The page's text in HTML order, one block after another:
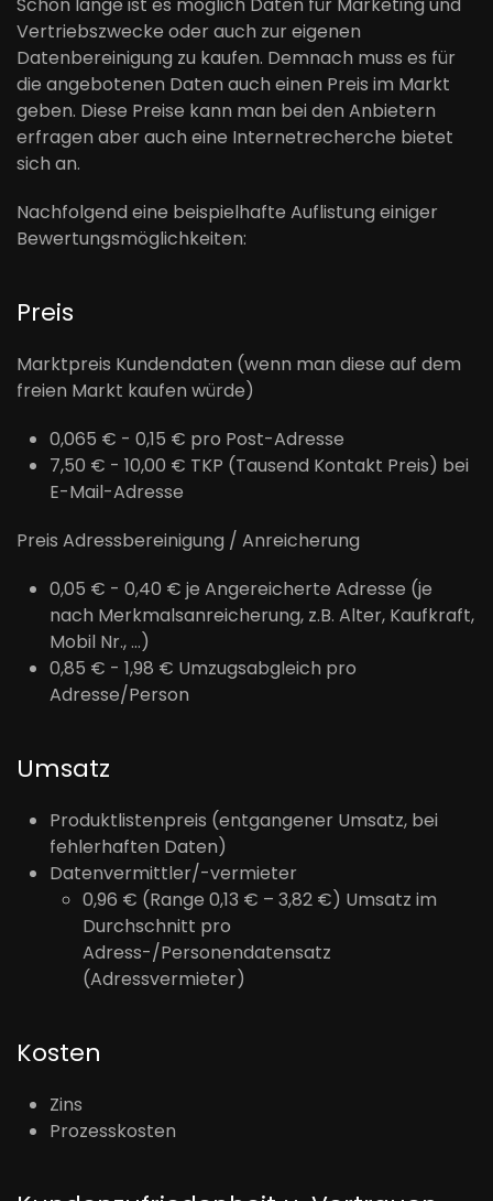
Vertriebszwecke oder auch zur eigenen
Datenbereinigung zu kaufen. Demnach muss es für
die angebotenen Daten auch einen Preis im Markt
geben. Diese Preise kann man bei den Anbietern
erfragen aber auch eine Internetrecherche bietet
sich an.
Nachfolgend eine beispielhafte Auflistung einiger
Bewertungsmöglichkeiten:
Preis
Marktpreis Kundendaten (wenn man diese auf dem
freien Markt kaufen würde)
0,065 € - 0,15 € pro Post-Adresse
7,50 € - 10,00 € TKP (Tausend Kontakt Preis) bei
E-Mail-Adresse
Preis Adressbereinigung / Anreicherung
0,05 € - 0,40 € je Angereicherte Adresse (je
nach Merkmalsanreicherung, z.B. Alter, Kaufkraft,
Mobil Nr., …)
0,85 € - 1,98 € Umzugsabgleich pro
Adresse/Person
Umsatz
Produktlistenpreis (entgangener Umsatz, bei
fehlerhaften Daten)
Datenvermittler/-vermieter
0,96 € (Range 0,13 € – 3,82 €) Umsatz im
Durchschnitt pro
Adress-/Personendatensatz
(Adressvermieter)
Kosten
Zins
Prozesskosten